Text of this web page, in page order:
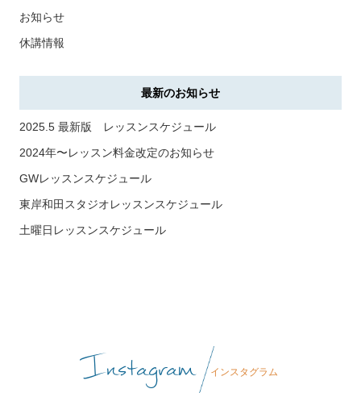
お知らせ
休講情報
最新のお知らせ
2025.5 最新版 レッスンスケジュール
2024年〜レッスン料金改定のお知らせ
GWレッスンスケジュール
東岸和田スタジオレッスンスケジュール
土曜日レッスンスケジュール
Instagram インスタグラム